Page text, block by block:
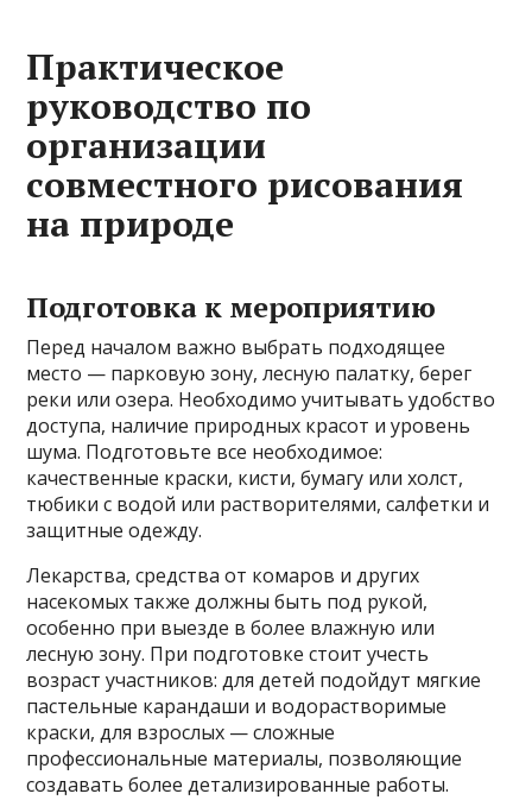
Практическое
руководство по
организации
совместного рисования
на природе
Подготовка к мероприятию
Перед началом важно выбрать подходящее
место — парковую зону, лесную палатку, берег
реки или озера. Необходимо учитывать удобство
доступа, наличие природных красот и уровень
шума. Подготовьте все необходимое:
качественные краски, кисти, бумагу или холст,
тюбики с водой или растворителями, салфетки и
защитные одежду.
Лекарства, средства от комаров и других
насекомых также должны быть под рукой,
особенно при выезде в более влажную или
лесную зону. При подготовке стоит учесть
возраст участников: для детей подойдут мягкие
пастельные карандаши и водорастворимые
краски, для взрослых — сложные
профессиональные материалы, позволяющие
создавать более детализированные работы.